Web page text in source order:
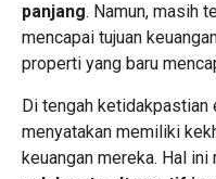
panjang. Namun, masih
mencapai tujuan
properti yang baru
Di tengah
menyatakan memiliki
keuangan mereka. Hal ini